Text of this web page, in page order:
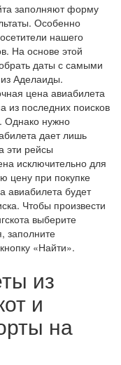
заполняют форму
Особенно
нашего
На основе этой
даты с самыми
Аделаиды.
цена авиабилета
из последних поисков
Однако нужно
дает лишь
эти рейсы
исключительно для
цену при покупке
авиабилета будет
Чтобы произвести
выберите
заполните
«Найти».
из
и
на